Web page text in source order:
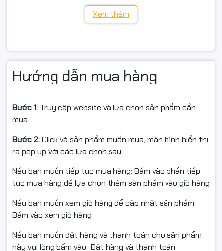
HP LaserJet Pro MFP:
4103fdn
Tháo chip từ hộp mực đang dùng (hộp theo máy hoặc
Gắn chip sang hộp mực Starink W1510A đúng vị trí,
Lắc nhẹ hộp mực 5–6 lần trước khi lắp vào máy để mực
In thử 2–3 trang test để ổn định chất lượng.
Xem thêm
Hướng dẫn mua hàng
Bước 1: Truy cập website và lựa chọn sản phẩm cần
mua
Bước 2:Click và sản phẩm muốn mua, màn hình hiển thị
ra pop up với các lựa chọn sau
Nếu bạn muốn tiếp tục mua hàng: Bấm vào phần tiếp
tục mua hàng để lựa chọn thêm sản phẩm vào giỏ hàng
Nếu bạn muốn xem giỏ hàng để cập nhật sản phẩm:
Bấm vào xem giỏ hàng
Nếu bạn muốn đặt hàng và thanh toán cho sản phẩm
này vui lòng bấm vào: Đặt hàng và thanh toán